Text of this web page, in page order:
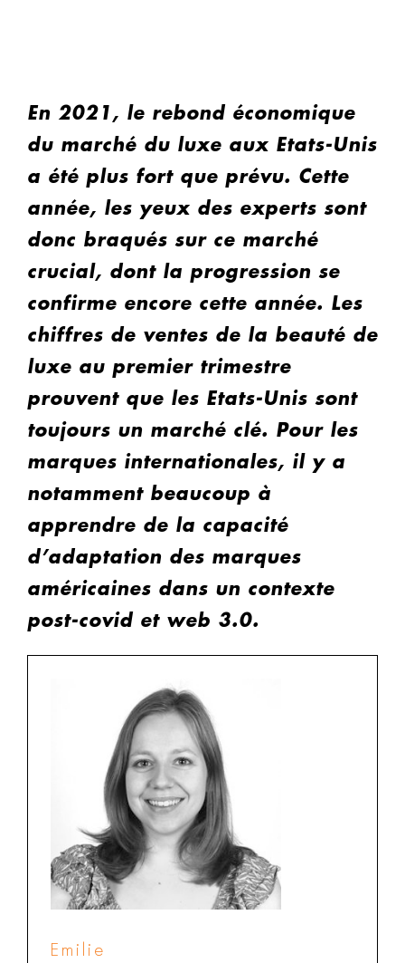
En 2021, le rebond économique
du marché du luxe aux Etats-Unis
a été plus fort que prévu. Cette
année, les yeux des experts sont
donc braqués sur ce marché
crucial, dont la progression se
confirme encore cette année. Les
chiffres de ventes de la beauté de
luxe au premier trimestre
prouvent que les Etats-Unis sont
toujours un marché clé. Pour les
marques internationales, il y a
notamment beaucoup à
apprendre de la capacité
d’adaptation des marques
américaines dans un contexte
post-covid et web 3.0.
Emilie